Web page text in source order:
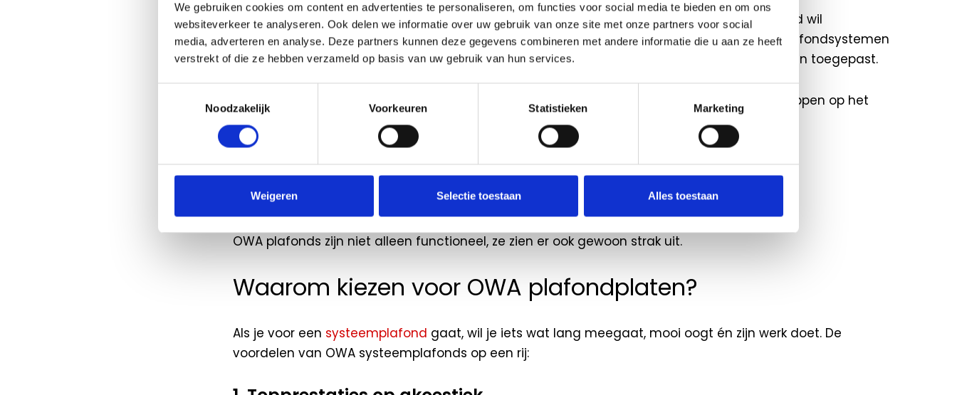
We gebruiken cookies om content en advertenties te personaliseren, om functies voor social media te bieden en om ons
websiteverkeer te analyseren. Ook delen we informatie over uw gebruik van onze site met onze partners voor social
media, adverteren en analyse. Deze partners kunnen deze gegevens combineren met andere informatie die u aan ze heeft
verstrekt of die ze hebben verzameld op basis van uw gebruik van hun services.
Noodzakelijk
Voorkeuren Statistieken Marketing
Weigeren Selectie toestaan Alles toestaan
Een OWA systeemplafond is dé oplossing voor iedereen die comfort, uitstraling en veiligheid wil
combineren in een plafondoplossing. OWA ontwikkelt en produceert al meer dan 75 jaar plafondsystemen
die wereldwijd in kantoren, onderwijsinstellingen, zorgcentra en commerciële ruimtes worden toegepast.
De plafonds zijn opgebouwd uit hoogwaardige mineraalvezelplaten met unieke eigenschappen op het
gebied van:
Akoestiek (NRC-waarde tot 1.0)
Brandveiligheid(klasse A1)
Vochtbestendigheid
Lichtreflectie
OWA plafonds zijn niet alleen functioneel, ze zien er ook gewoon strak uit.
Waarom kiezen voor OWA plafondplaten?
Als je voor een systeemplafond gaat, wil je iets wat lang meegaat, mooi oogt én zijn werk doet. De
voordelen van OWA systeemplafonds op een rij: